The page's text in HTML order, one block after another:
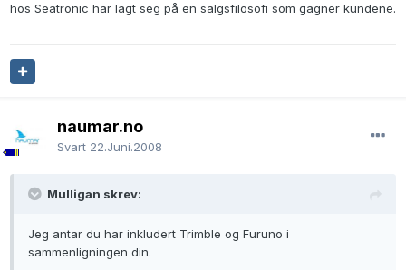
hos Seatronic har lagt seg på en salgsfilosofi som gagner kundene.
naumar.no
Svart 22.Juni.2008
Mulligan skrev:
Jeg antar du har inkludert Trimble og Furuno i
sammenligningen din.